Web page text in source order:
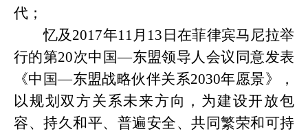
代；
忆及 2017年11月13日在菲律宾马尼拉举
行的第20次中国—东盟领导人会议同意发表
《中国—东盟战略伙伴关系2030年愿景》，
以规划双方关系未来方向，为建设开放包
容、持久和平、普遍安全、共同繁荣和可持